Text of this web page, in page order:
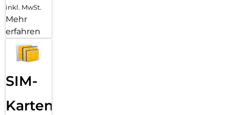
inkl. MwSt.
Mehr
erfahren
SIM-
Karten